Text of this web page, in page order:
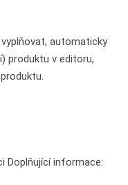
automaticky
produktu v editoru,
Doplňující informace: